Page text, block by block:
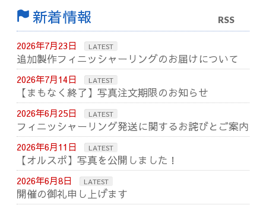
新着情報 RSS
2026年7月23日 LATEST
追加製作フィニッシャーリングのお届けについて
2026年7月14日 LATEST
【まもなく終了】写真注文期限のお知らせ
2026年6月25日 LATEST
フィニッシャーリング発送に関するお詫びとご案内
2026年6月11日 LATEST
【オルスポ】写真を公開しました！
2026年6月8日 LATEST
開催の御礼申し上げます